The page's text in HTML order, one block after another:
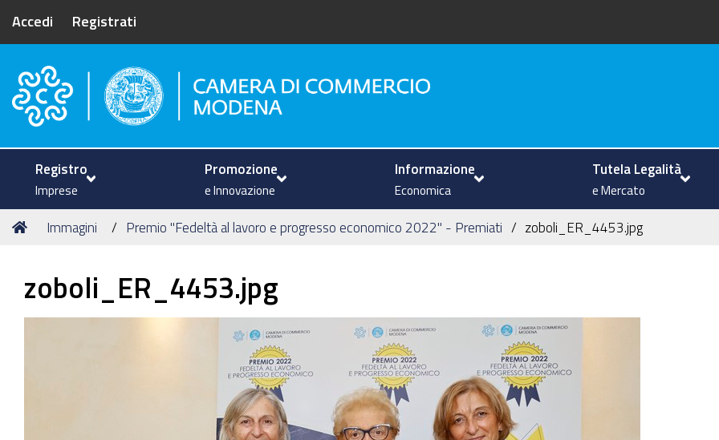
Accedi Registrati
Camera di Commercio di Modena
Registro
Imprese
Promozione
e Innovazione
Informazione
Economica
Tutela Legalità
e Mercato
Tu
Home
Immagini Premio "Fedeltà al lavoro e progresso economico 2022" - Premiati zoboli_ER_4453.jpg
zoboli_ER_4453.jpg